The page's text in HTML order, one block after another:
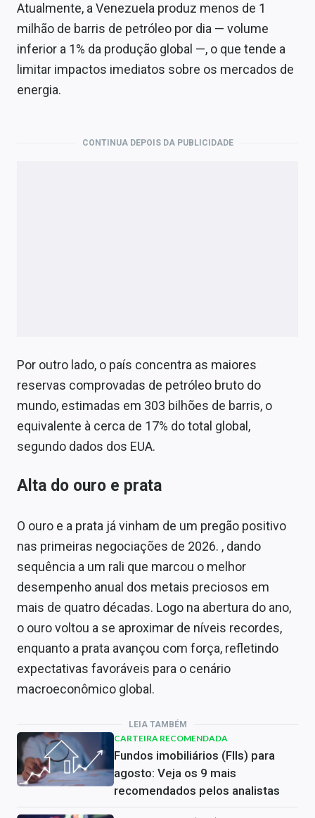
Atualmente, a Venezuela produz menos de 1
milhão de barris de petróleo por dia — volume
inferior a 1% da produção global —, o que tende a
limitar impactos imediatos sobre os mercados de
energia.
CONTINUA DEPOIS DA PUBLICIDADE
Por outro lado, o país concentra as maiores
reservas comprovadas de petróleo bruto do
mundo, estimadas em 303 bilhões de barris, o
equivalente à cerca de 17% do total global,
segundo dados dos EUA.
Alta do ouro e prata
O ouro e a prata já vinham de um pregão positivo
nas primeiras negociações de 2026. , dando
sequência a um rali que marcou o melhor
desempenho anual dos metais preciosos em
mais de quatro décadas. Logo na abertura do ano,
o ouro voltou a se aproximar de níveis recordes,
enquanto a prata avançou com força, refletindo
expectativas favoráveis para o cenário
macroeconômico global.
LEIA TAMBÉM
CARTEIRA RECOMENDADA
Fundos imobiliários (FIIs) para
agosto: Veja os 9 mais
recomendados pelos analistas